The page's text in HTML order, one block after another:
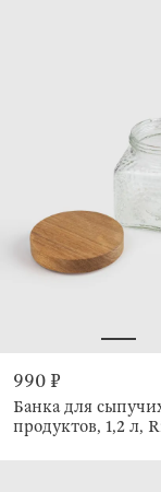
990 ₽
Банка для
продуктов, 1,2 л,